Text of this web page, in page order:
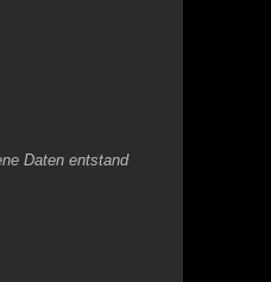
Daten entstand